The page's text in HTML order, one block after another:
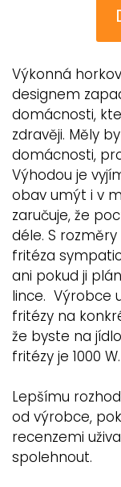
Výkonná
designem
domácnosti,
zdravěji. Měly
domácnosti,
Výhodou je
obav umýt i v
zaručuje, že
déle. S
fritéza
ani pokud ji
lince. Výrobce
fritézy na
že byste na
fritézy je 1000 W.
Lepšímu
od výrobce,
recenzemi
spolehnout.